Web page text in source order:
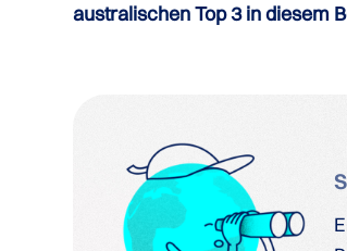
australischen Top 3 in diesem